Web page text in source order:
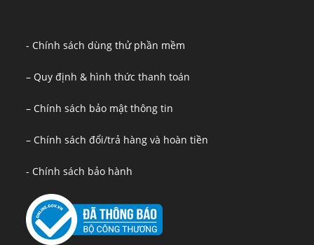
- Chính sách dùng thử phần mềm
– Quy định & hình thức thanh toán
– Chính sách bảo mật thông tin
– Chính sách đổi/trả hàng và hoàn tiền
- Chính sách bảo hành